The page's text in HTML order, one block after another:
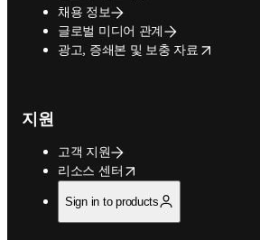
채용 정보
글로벌 미디어 관계
광고, 증쇄본 및 보충 자료
opens in new tab/window
지원
고객 지원
리소스 센터
opens in new tab/window
Sign in to products